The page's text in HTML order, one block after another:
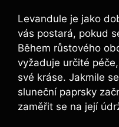
Levandule je jako
vás postará, pokud
Během růstového
vyžaduje určité
své kráse. Jakmile
sluneční paprsky
zaměřit se na její